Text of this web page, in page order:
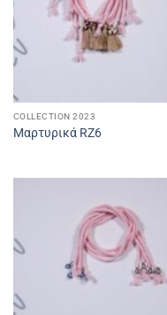
COLLECTION 2023
Μαρτυρικά RZ6